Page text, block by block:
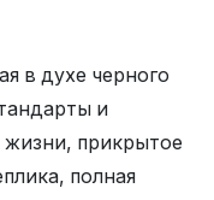
в духе черного
и
жизни, прикрытое
полная